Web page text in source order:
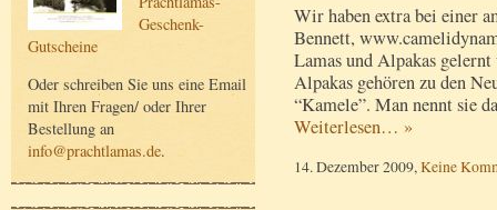
Geschenk-
Gutscheine
Oder schreiben Sie uns eine Email
mit Ihren Fragen/ oder Ihrer
Bestellung an
info@prachtlamas.de.
Wir haben extra bei einer
Bennett,
Lamas und Alpakas
Alpakas gehören zu den
“Kamele”. Man nennt sie
Weiterlesen… »
14. Dezember 2009, Keine